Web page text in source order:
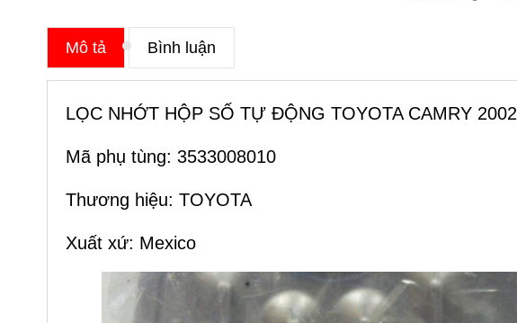
Mô tả Bình luận
LỌC NHỚT HỘP SỐ TỰ ĐỘNG TOYOTA CAMRY
Mã phụ tùng: 3533008010
Thương hiệu: TOYOTA
Xuất xứ: Mexico